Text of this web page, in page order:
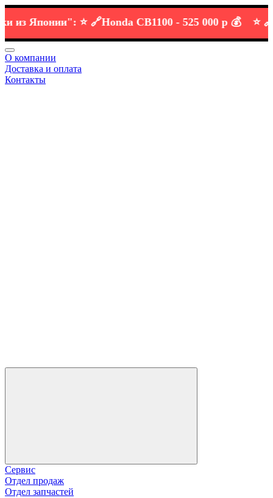
Японии": ⭐️ 🔗 Honda CB1100 -525 000 р 💰 ⭐️ 🔗
О компании
Доставка и оплата
Контакты
Сервис
Отдел продаж
Отдел запчастей